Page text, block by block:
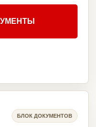
БЛОК ДОКУМЕНТОВ